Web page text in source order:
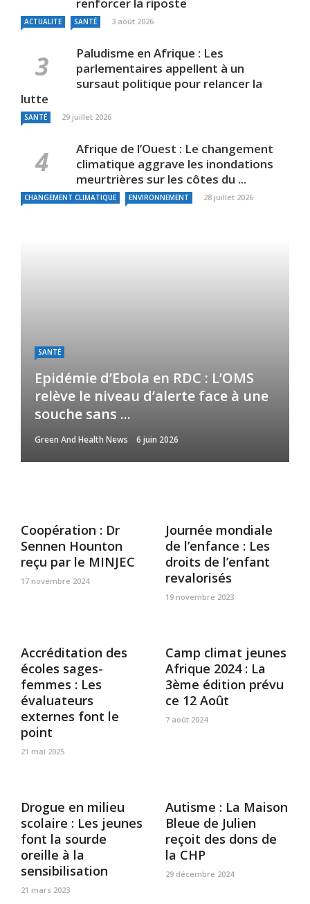
ACTUALITE SANTÉ 3 août 2026
Paludisme en Afrique : Les
parlementaires appellent à un
sursaut politique pour relancer la
lutte
SANTÉ 29 juillet 2026
Afrique de l’Ouest : Le changement
climatique aggrave les inondations
meurtrières sur les côtes du ...
CHANGEMENT CLIMATIQUE ENVIRONNEMENT 28 juillet 2026
SANTÉ
Epidémie d’Ebola en RDC : L’OMS
relève le niveau d’alerte face à une
souche sans ...
Green And Health News 6 juin 2026
Coopération : Dr
Sennen Hounton
reçu par le MINJEC
17 novembre 2024
Journée mondiale
de l’enfance : Les
droits de l’enfant
revalorisés
19 novembre 2023
Accréditation des
écoles sages-
femmes : Les
évaluateurs
externes font le
point
21 mai 2025
Camp climat jeunes
Afrique 2024 : La
3ème édition prévu
ce 12 Août
7 août 2024
Drogue en milieu
scolaire : Les jeunes
font la sourde
oreille à la
sensibilisation
21 mars 2023
Autisme : La Maison
Bleue de Julien
reçoit des dons de
la CHP
29 décembre 2024